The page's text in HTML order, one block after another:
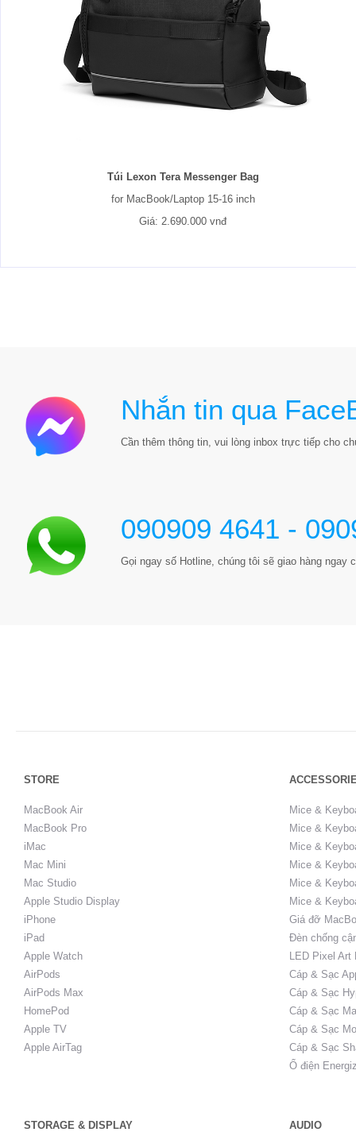
Túi Lexon Tera Messenger Bag
for MacBook/Laptop 15-16 inch
Giá: 2.690.000 vnđ
Nhắn tin qua
Cần thêm thông tin, vui lòng inbox trực tiếp cho
090909 4641 -
Gọi ngay số Hotline, chúng tôi sẽ giao hàng ngay
STORE
MacBook Air
MacBook Pro
iMac
Mac Mini
Mac Studio
Apple Studio Display
iPhone
iPad
Apple Watch
AirPods
AirPods Max
HomePod
Apple TV
Apple AirTag
Mice &
Mice &
Mice &
Mice &
Mice &
Mice &
Giá đỡ
Đèn chống
LED Pixel Art
Cáp & Sạc
Cáp & Sạc
Cáp & Sạc
Cáp & Sạc
Cáp & Sạc
Ổ điện
STORAGE & DISPLAY AUDIO